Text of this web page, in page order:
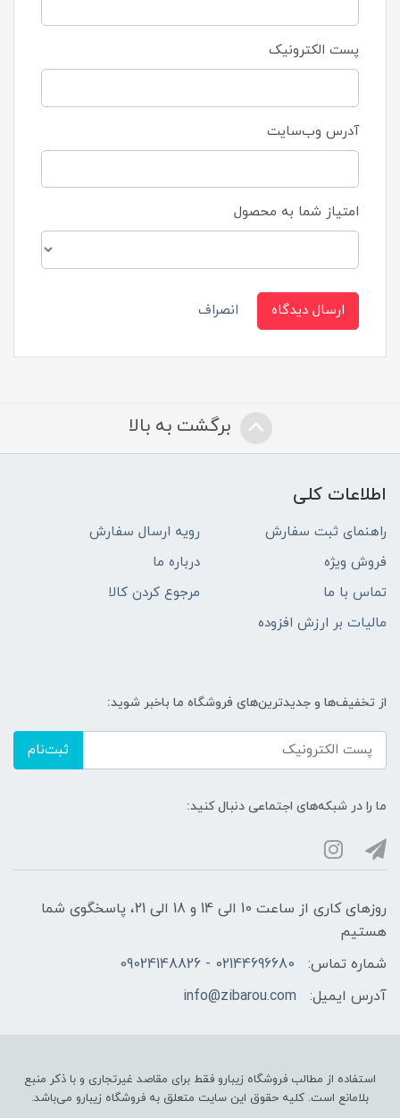
پست الکترونیک
آدرس وب‌سایت
امتیاز شما به محصول
ارسال دیدگاه انصراف
برگشت به بالا
اطلاعات کلی
راهنمای ثبت سفارش
رویه ارسال سفارش
فروش ویژه
درباره ما
تماس با ما
مرجوع کردن کالا
مالیات بر ارزش افزوده
از تخفیف‌ها و جدیدترین‌های فروشگاه ما باخبر شوید:
ثبت‌نام
ما را در شبکه‌های اجتماعی دنبال کنید:
روزهای کاری از ساعت 10 الی 14 و 18 الی 21، پاسخگوی شما
هستیم
شماره تماس:
02144696680 - 09024148826
آدرس ایمیل:
info@zibarou.com
استفاده از مطالب فروشگاه زیبارو فقط برای مقاصد غیرتجاری و با ذکر منبع
بلامانع است. کلیه حقوق این سایت متعلق به فروشگاه زیبارو می‌باشد.